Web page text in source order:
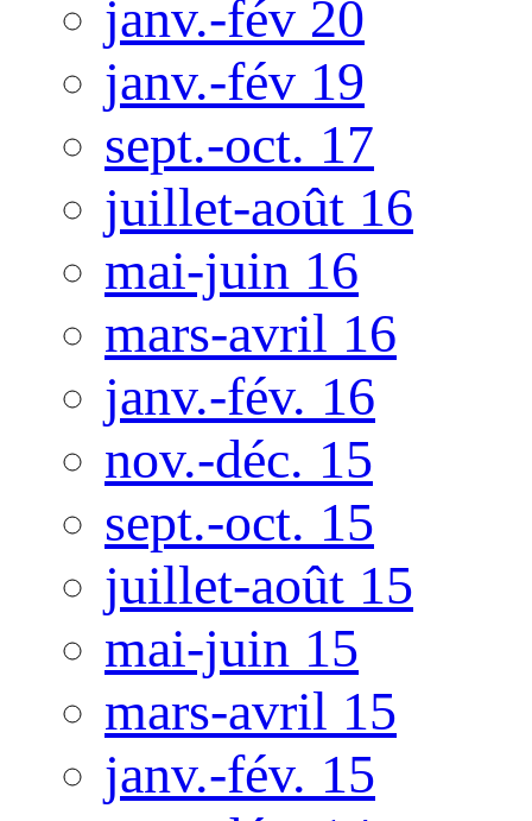
janv.-fév 20
janv.-fév 19
sept.-oct. 17
juillet-août 16
mai-juin 16
mars-avril 16
janv.-fév. 16
nov.-déc. 15
sept.-oct. 15
juillet-août 15
mai-juin 15
mars-avril 15
janv.-fév. 15